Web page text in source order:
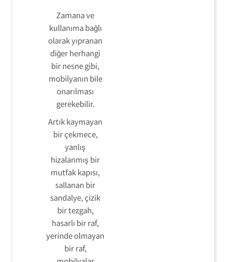
Zamana ve
kullanıma bağlı
olarak yıpranan
diğer herhangi
bir nesne gibi,
mobilyanın bile
onarılması
gerekebilir.
Artık kaymayan
bir çekmece,
yanlış
hizalanmış bir
mutfak kapısı,
sallanan bir
sandalye, çizik
bir tezgah,
hasarlı bir raf,
yerinde olmayan
bir raf,